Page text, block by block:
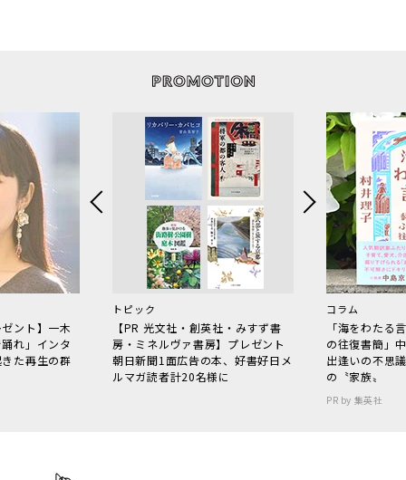
ント】一木
れ」インタ
た再生の群
トピック
【PR 光文社・創英社・みすず書
房・ミネルヴァ書房】プレゼント
朝日新聞1面広告の本、好書好日メ
ルマガ読者計20名様に
コラム
「海をわた
の往復書簡」
出逢いの不思
の〝家族〟
PR by 集英社